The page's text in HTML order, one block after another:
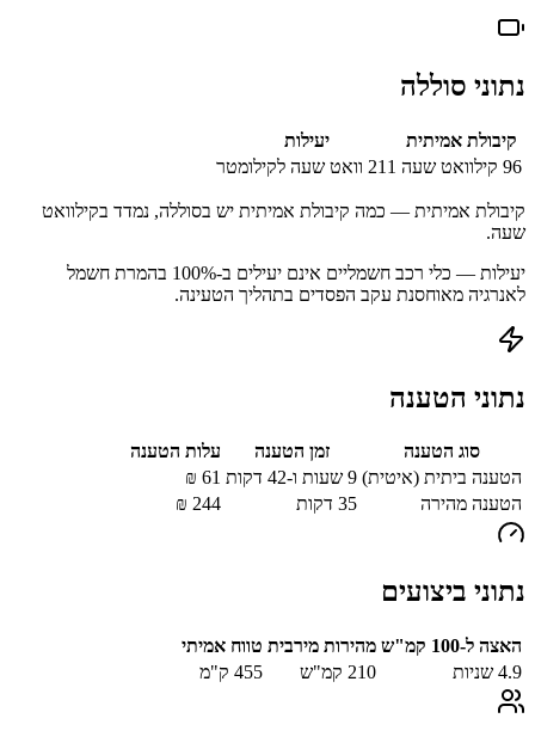
נתוני סוללה
קיבולת אמיתית
יעילות
96 קילוואט שעה 211 וואט שעה לקילומטר
קיבולת אמיתית — כמה קיבולת אמיתית יש בסוללה, נמדד בקילוואט
שעה.
יעילות — כלי רכב חשמליים אינם יעילים ב-100% בהמרת חשמל
לאנרגיה מאוחסנת עקב הפסדים בתהליך הטעינה.
נתוני הטענה
סוג הטענה זמן הטענה
עלות הטענה
הטענה ביתית (איטית) 9 שעות ו-42 דקות 61
₪
הטענה מהירה
35 דקות 244
₪
נתוני ביצועים
האצה ל-100 קמ"ש מהירות מירבית טווח אמיתי
4.9 שניות 210 קמ"ש 455 ק"מ